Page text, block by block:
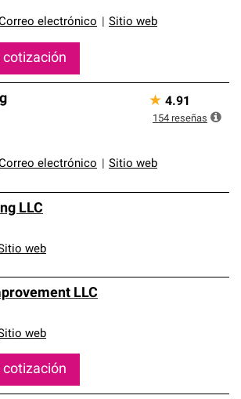
electrónico Sitio web
cotización
electrónico Sitio web
★ 4.91
154 reseñas
LLC
web
LLC
web
cotización